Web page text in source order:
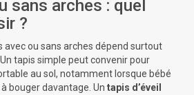
sans arches : quel
?
avec ou sans arches dépend surtout
tapis simple peut convenir pour
au sol, notamment lorsque bébé
bouger davantage. Un tapis d’éveil